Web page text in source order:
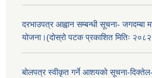
दरभाउपत्र आह्वान सम्बन्धी सूचना- जगदम्बा
योजना।(दोस्रो पटक प्रकाशित मितिः
बोलपत्र स्वीकृत गर्ने आशयको सूचना-दिक्तेल-